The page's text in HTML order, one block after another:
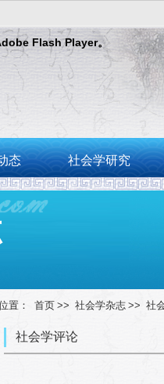
Flash Player。
态 社会学研究
置： 首页 >> 社会学杂志 >> 社
社会学评论